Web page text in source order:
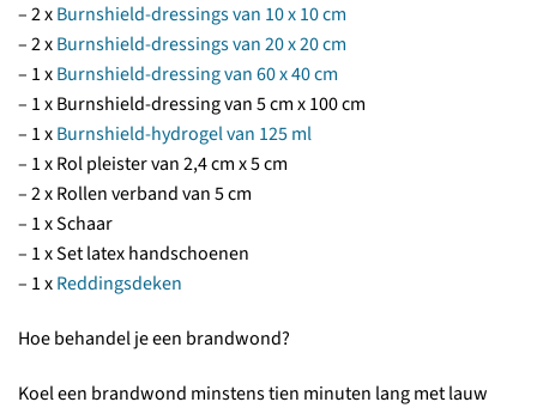
– 2 xBurnshield-dressings van 10 x 10 cm
– 2 xBurnshield-dressings van 20 x 20 cm
– 1 xBurnshield-dressing van 60 x 40 cm
– 1 x Burnshield-dressing van 5 cm x 100 cm
– 1 xBurnshield-hydrogel van 125 ml
– 1 x Rol pleister van 2,4 cm x 5 cm
– 2 x Rollen verband van 5 cm
– 1 x Schaar
– 1 x Set latex handschoenen
– 1 xReddingsdeken
Hoe behandel je een brandwond?
Koel een brandwond minstens tien minuten lang met lauw